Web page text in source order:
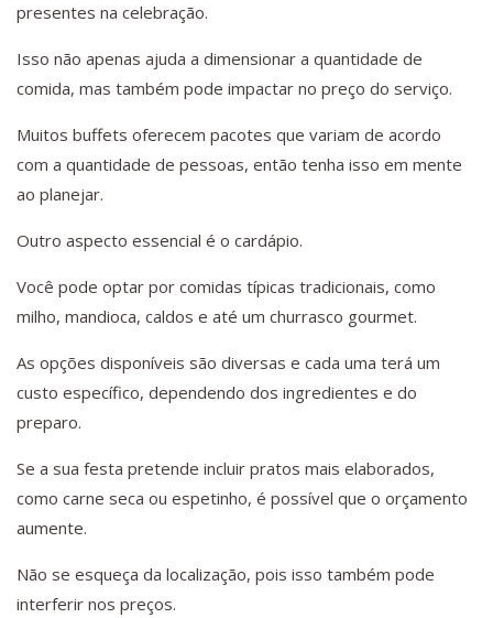
presentes na celebração.
Isso não apenas ajuda a dimensionar a quantidade de
comida, mas também pode impactar no preço do serviço.
Muitos buffets oferecem pacotes que variam de acordo
com a quantidade de pessoas, então tenha isso em mente
ao planejar.
Outro aspecto essencial é o cardápio.
Você pode optar por comidas típicas tradicionais, como
milho, mandioca, caldos e até um churrasco gourmet.
As opções disponíveis são diversas e cada uma terá um
custo específico, dependendo dos ingredientes e do
preparo.
Se a sua festa pretende incluir pratos mais elaborados,
como carne seca ou espetinho, é possível que o orçamento
aumente.
Não se esqueça da localização, pois isso também pode
interferir nos preços.